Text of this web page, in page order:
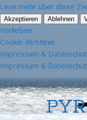
Lese mehr über diese
Akzeptieren Ablehnen
Vorlieben
Cookie-Richtlinie
Impressum &
Impressum &